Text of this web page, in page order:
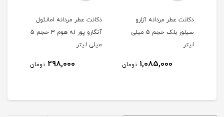
دکانت عطر مردانه آزارو
سیلور بلک حجم 5 میلی
لیتر
1,085,000 تومان
دکانت عطر مردانه امانئول
آنگارو پور له هوم 3 حجم 5
میلی لیتر
298,000 تومان